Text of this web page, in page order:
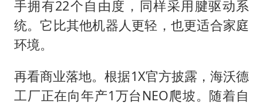
手拥有22个自由度，同样采用腱驱动系
统。它比其他机器人更轻，也更适合家庭
环境。
再看商业落地。根据1X官方披露，海沃德
工厂正在向年产1万台NEO爬坡。随着自